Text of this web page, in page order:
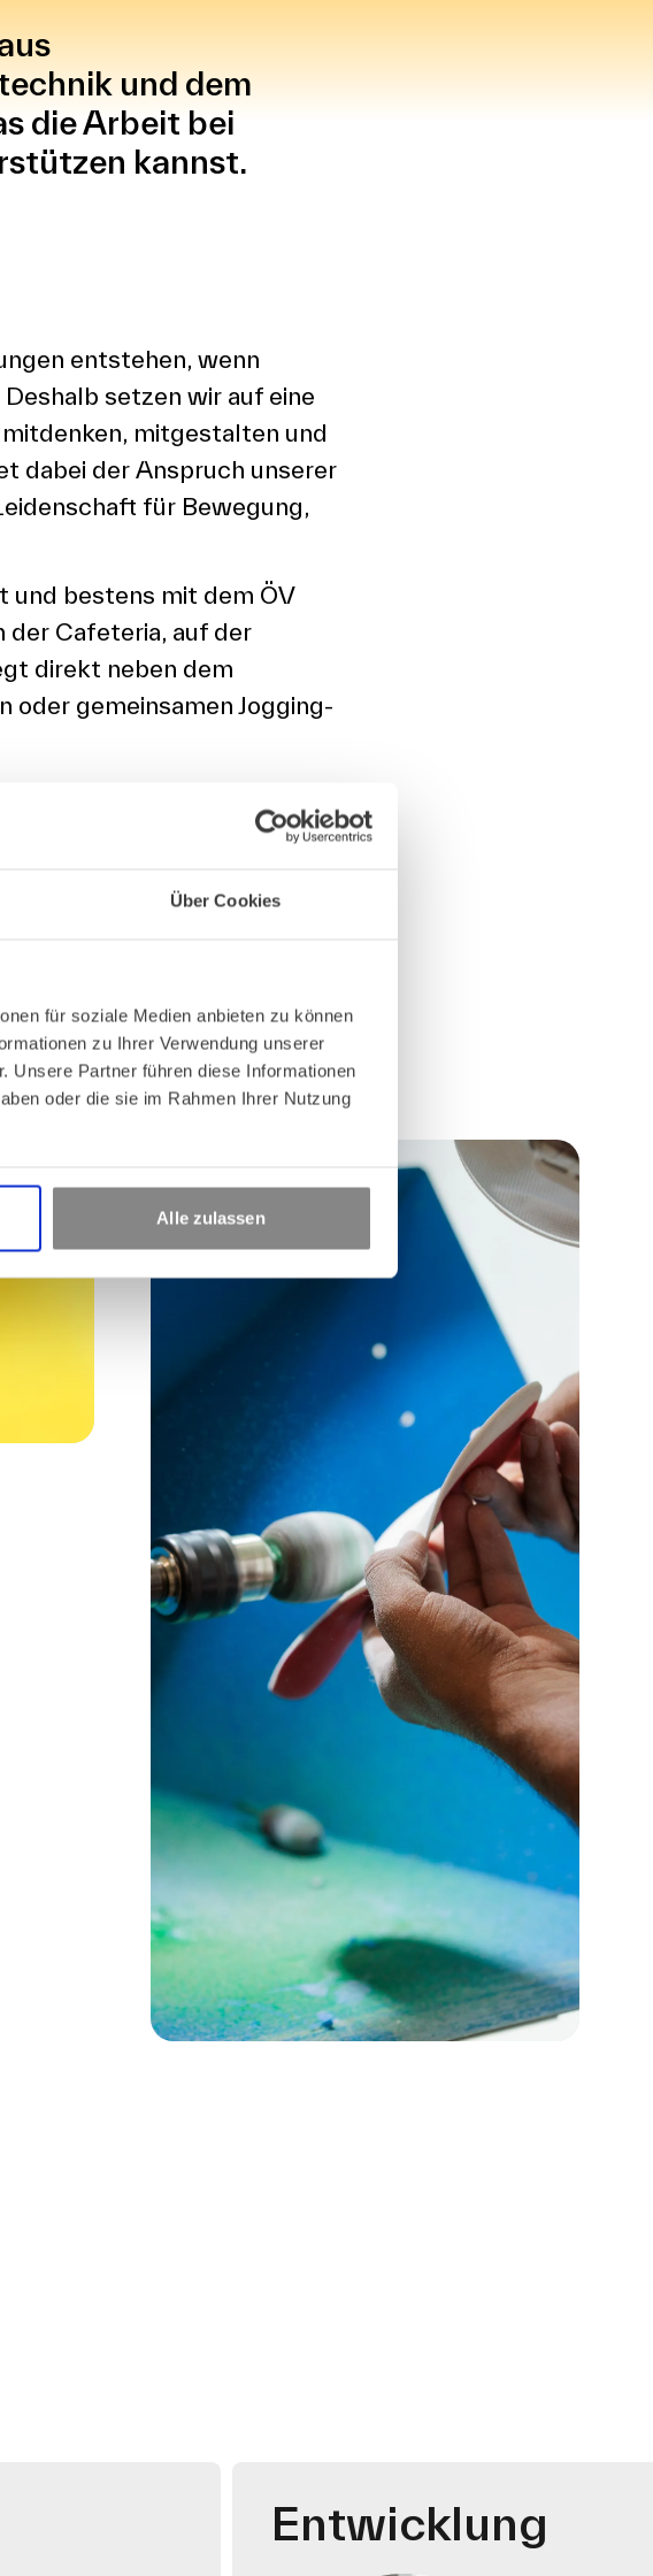
Über Cookies
für soziale Medien anbieten zu können
zu Ihrer Verwendung unserer
Unsere Partner führen diese Informationen
oder die sie im Rahmen Ihrer Nutzung
Alle zulassen
und dem
die Arbeit bei
kannst.
entstehen, wenn
setzen wir auf eine
mitgestalten und
dabei der Anspruch unserer
für Bewegung,
und bestens mit dem ÖV
der Cafeteria, auf der
direkt neben dem
oder gemeinsamen Jogging-
Entwicklung